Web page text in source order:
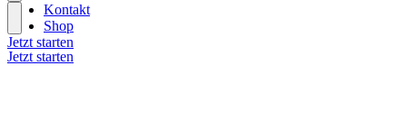
Jetzt starten
Kontakt
Shop
Jetzt starten